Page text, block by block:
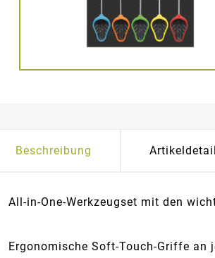
Beschreibung
All-in-One-Werkzeugset mit den
Ergonomische Soft-Touch-Griffe an